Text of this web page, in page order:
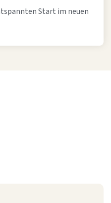
Start im neuen